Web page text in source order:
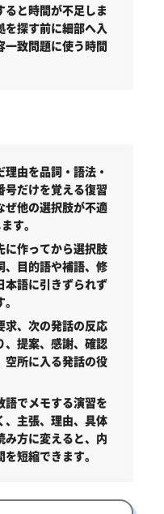
と時間が不足しま
を探す前に細部へ入
一致問題に使う時間
由を品詞・語法・
号だけを覚える復習
ぜ他の選択肢が不適
す。
に作ってから選択肢
、目的語や補語、修
本語に引きずられず
求、次の発話の反応
、提案、感謝、確認
空所に入る発話の役
語でメモする演習を
、主張、理由、具体
み方に変えると、内
短縮できます。